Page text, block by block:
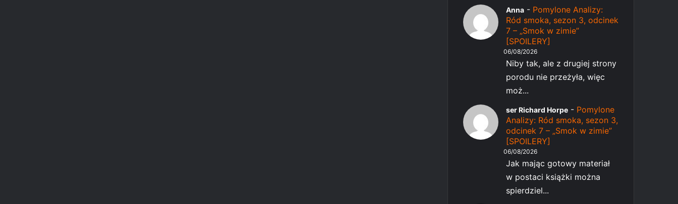
Anna - Pomylone Analizy:
Ród smoka, sezon 3, odcinek
7 – „Smok w zimie”
[SPOILERY]
06/08/2026
Niby tak, ale z drugiej strony
porodu nie przeżyła, więc
moż...
ser Richard Horpe - Pomylone
Analizy: Ród smoka, sezon 3,
odcinek 7 – „Smok w zimie”
[SPOILERY]
06/08/2026
Jak mając gotowy materiał
w postaci książki można
spierdziel...